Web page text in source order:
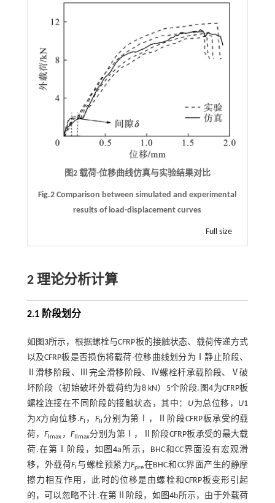
图2 载荷-位移曲线仿真与实验结果对比
Fig.2 Comparison between simulated and experimental
results of load-displacement curves
Full size
2 理论分析计算
2.1 阶段划分
如 图3所示，根据螺栓与CFRP板的接触状态、载荷传递方式
以及CFRP板是否损伤将载荷-位移曲线划分为Ⅰ静止阶段、
Ⅱ滑移阶段、Ⅲ完全滑移阶段、Ⅳ螺栓杆承载阶段、Ⅴ破
坏阶段（初始破坏外载荷约为8 kN）5个阶段. 图4为CFRP板
螺栓连接在不同阶段的接触状态，其中： U为总位移， U1
为X方向位移.F ， F 分别为第Ⅰ，Ⅱ阶段CFRP板承受的载
荷，F Imax ，F IImax分别为第Ⅰ，Ⅱ阶段CFRP板承受的最大载
荷.在第Ⅰ阶段，如 图4a所示，BHC和CC界面没有宏观滑
移，外载荷F 与螺栓预紧力Fpre在BHC和CC界面产生的静摩
擦力相互作用，此时的位移是由螺栓和CFRP板变形引起
的，可以忽略不计.在第Ⅱ阶段，如 图4b所示，由于外载荷